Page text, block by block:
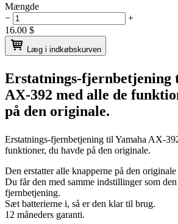
Mængde
−
+
16.00 $
Læg i indkøbskurven
Erstatnings-fjernbetjening
AX-392 med alle de
på den originale.
Erstatnings-fjernbetjening til Yamaha AX-
funktioner, du havde på den originale.
Den erstatter alle knapperne på den
Du får den med samme indstillinger som
fjernbetjening.
Sæt batterierne i, så er den klar til brug.
12 måneders garanti.